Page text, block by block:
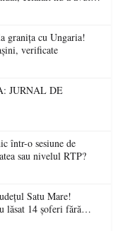
granița cu Ungaria!
verificate
JURNAL DE
într-o sesiune de
sau nivelul RTP?
Satu Mare!
lăsat 14 șoferi fără